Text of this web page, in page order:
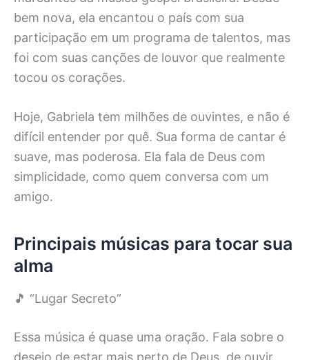
bem nova, ela encantou o país com sua
participação em um programa de talentos, mas
foi com suas canções de louvor que realmente
tocou os corações.
Hoje, Gabriela tem milhões de ouvintes, e não é
difícil entender por quê. Sua forma de cantar é
suave, mas poderosa. Ela fala de Deus com
simplicidade, como quem conversa com um
amigo.
Principais músicas para tocar sua
alma
🎵 “Lugar Secreto”
Essa música é quase uma oração. Fala sobre o